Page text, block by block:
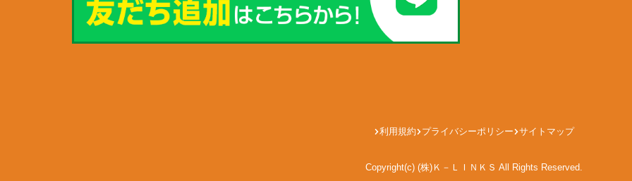
利用規約 プライバシーポリシー サイトマップ
Copyright(c) (株)Ｋ－ＬＩＮＫＳ All Rights Reserved.